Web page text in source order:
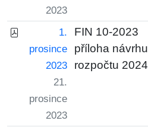
2023
1.
prosince
2023
21.
prosince
2023
FIN 10-2023
příloha návrhu
rozpočtu 2024